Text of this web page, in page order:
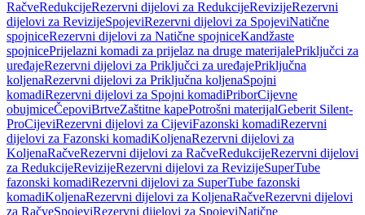
RačveRedukcijeRezervni dijelovi za RedukcijeRevizijeRezervni
dijelovi za RevizijeSpojeviRezervni dijelovi za SpojeviNatične
spojniceRezervni dijelovi za Natične spojniceKandžaste
spojnicePrijelazni komadi za prijelaz na druge materijalePriključci za
uređajeRezervni dijelovi za Priključci za uređajePriključna
koljenaRezervni dijelovi za Priključna koljenaSpojni
komadiRezervni dijelovi za Spojni komadiPriborCijevne
obujmiceČepoviBrtveZaštitne kapePotrošni materijalGeberit Silent-
ProCijeviRezervni dijelovi za CijeviFazonski komadiRezervni
dijelovi za Fazonski komadiKoljenaRezervni dijelovi za
KoljenaRačveRezervni dijelovi za RačveRedukcijeRezervni dijelovi
za RedukcijeRevizijeRezervni dijelovi za RevizijeSuperTube
fazonski komadiRezervni dijelovi za SuperTube fazonski
komadiKoljenaRezervni dijelovi za KoljenaRačveRezervni dijelovi
za RačveSpojeviRezervni dijelovi za SpojeviNatične